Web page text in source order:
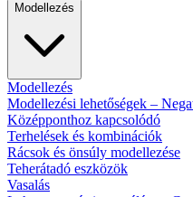
Modellezés
Modellezés
Modellezési lehetőségek –
Középponthoz kapcsolódó
Terhelések és kombinációk
Rácsok és önsúly modellezése
Teherátadó eszközök
Vasalás